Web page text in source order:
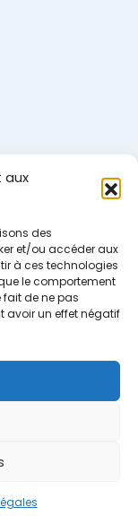
aux
des
et/ou accéder aux
à ces technologies
le comportement
fait de ne pas
avoir un effet négatif